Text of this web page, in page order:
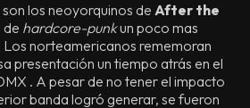
los neoyorquinos de After the
de hardcore-punkun poco mas
norteamericanos rememoran
presentación un tiempo atrás en el
. A pesar de no tener el impacto
banda logró generar, se fueron